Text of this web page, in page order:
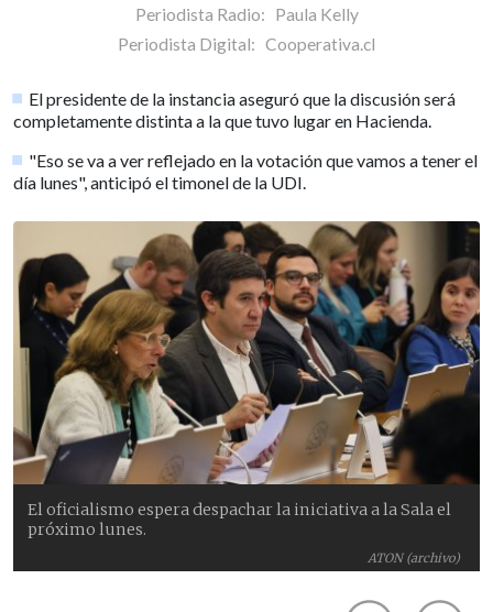
Periodista Radio: Paula Kelly
Periodista Digital: Cooperativa.cl
El presidente de la instancia aseguró que la discusión será
completamente distinta a la que tuvo lugar en Hacienda.
"Eso se va a ver reflejado en la votación que vamos a tener el
día lunes", anticipó el timonel de la UDI.
ATON (archivo)
El oficialismo espera despachar la iniciativa a la Sala el
próximo lunes.